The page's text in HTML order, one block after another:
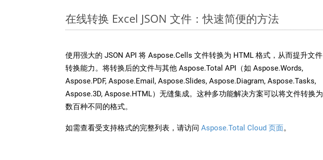
在线转换 Excel JSON 文件：快速简便的方法
使用强大的 JSON API 将 Aspose.Cells 文件转换为 HTML 格式，从而提升文件
转换能力。将转换后的文件与其他 Aspose.Total API（如 Aspose.Words,
Aspose.PDF, Aspose.Email, Aspose.Slides, Aspose.Diagram, Aspose.Tasks,
Aspose.3D, Aspose.HTML）无缝集成。这种多功能解决方案可以将文件转换为
数百种不同的格式。
如需查看受支持格式的完整列表，请访问 Aspose.Total Cloud 页面。